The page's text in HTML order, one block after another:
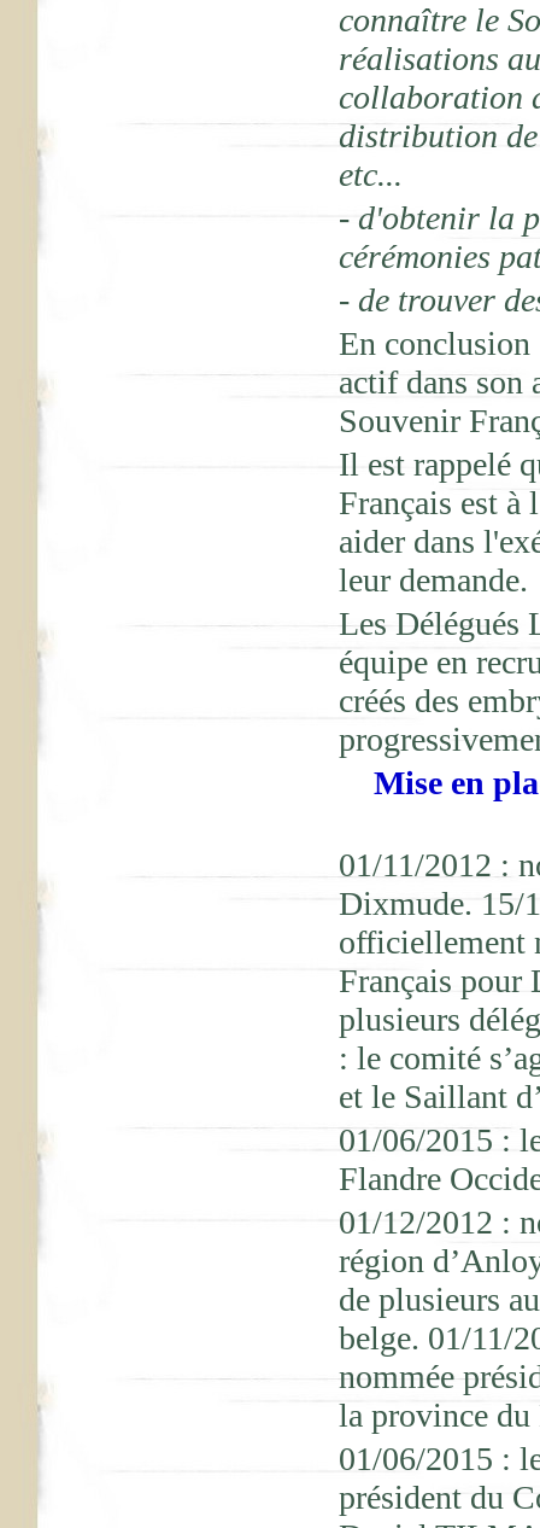
connaître le
réalisations
collaboration
distribution de
etc...
- d'obtenir la
cérémonies
- de trouver
En conclusion
actif dans son
Souvenir
Il est rappelé
Français est à
aider dans
leur demande.
Les Délégués
équipe en
créés des
Mise en
01/11/2012 :
Dixmude. 15/
officiellement
Français pour
plusieurs
: le comité
et le Saillant
01/06/2015 :
Flandre
01/12/2012 :
région
de plusieurs
belge. 01/11/
nommée
la province
01/06/2015 :
président du